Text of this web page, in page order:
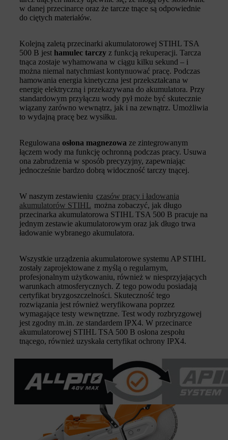
w danej przecinarce oraz że tarcze tnące są odpowiednie
do ciętych materiałów.
Kolejną zaletą przecinarki akumulatorowej STIHL TSA
500 B jest hamulec tarczy z funkcją rekuperacji. Tarcza
tnąca zostaje wyhamowana w ciągu kilku sekund – i
można niemal natychmiast kontynuować pracę. Podczas
hamowania energia kinetyczna jest przekształcana w
energię elektryczną i przekazywana do akumulatora. Przy
standardowym przyłączu wody pył może być skutecznie
wiązany zarówno wewnątrz, jak i na zewnątrz. Umożliwia
to wydajną pracę bez wysiłku.
Regulowana osłona magnezowa ze zintegrowanym
łączem wody ma funkcję ochronną podczas pracy. Usuwa
ona zabrudzenia w sposób precyzyjny, zapewniając
jednocześnie bardzo dobrą widoczność tarczy tnącej.
W naszym zestawieniu czasów pracy i ładowania
akumulatorów STIHL można zobaczyć, jak długo
przecinarka akumulatorowa STIHL TSA 500 B pracuje na
jednym zestawie akumulatorowym oraz jak długo trwa
ładowanie wybranego akumulatora.
Wszystkie urządzenia akumulatorowe systemu AP STIHL
zostały zaprojektowane z myślą o regularnym,
profesjonalnym użytkowaniu, również w niesprzyjających
warunkach atmosferycznych. Z tego powodu posiadają
certyfikat bryzgoszczelności. Skuteczność tego
rozwiązania jest również weryfikowana poprzez
wymagające testy wewnętrzne. Test wody rozbryzgowej
jest zgodny m.in. ze standardem IPX4. W przecinarce
akumulatorowej STIHL TSA 500 B osłona zespołu
tnącego, również uzyskała certyfikat ochrony IPX4.